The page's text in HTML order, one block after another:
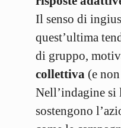
Il senso di
quest’ultima
di gruppo,
collettiva (e
Nell’indagine si
sostengono